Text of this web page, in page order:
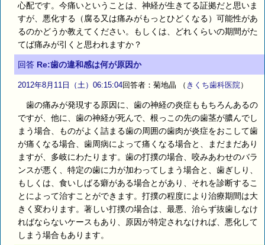
心配です。今痛いということは、神経が生きてる証拠だと思いま
すが、悪化する（腐る又は痛みがもっとひどくなる）可能性があ
るのかどうか教えてください。もしくは、どれくらいの期間がた
てば痛みが引くと思われますか？
回答 Re:歯の違和感は何が原因か
2012年8月11日（土）06:15:04回答者：菊地晶 （ きくち歯科医院）
歯の痛みが発現する原因に、歯の神経の炎症ももちろんあるの
ですが、他に、歯の神経が死んで、根っこの先の歯茎が膿んでし
まう場合、ものがよく詰まる歯の周囲の歯肉が炎症をおこして歯
が痛くなる場合、歯周病によって痛くなる場合と、まだまだあり
ますが、多岐にわたります。歯の打撲の場合、咬みあわせのバラ
ンスが悪く、特定の歯に力が加わってしまう場合と、歯ぎしり、
もしくは、食いしばる癖がある場合とがあり、それを診断するこ
とによって治すことができます。打撲の程度により治療期間は大
きく変わります。著しい打撲の場合は、最悪、治らず抜歯しなけ
ればならないケースもあり、原因が特定されなければ、悪化して
しまう場合もあります。